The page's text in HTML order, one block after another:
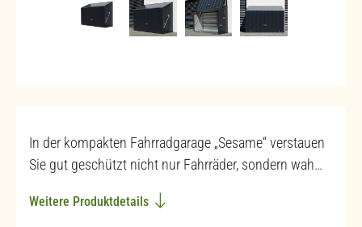
In der kompakten Fahrradgarage „Sesame“ verstauen
Sie gut geschützt nicht nur Fahrräder, sondern wah…
Weitere Produktdetails